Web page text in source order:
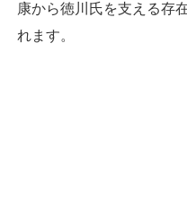
康から徳川氏を支える存
れます。